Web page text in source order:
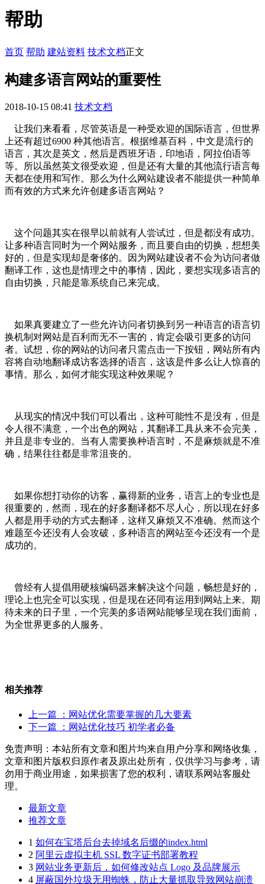
帮助
首页 帮助 建站资料 技术文档正文
构建多语言网站的重要性
2018-10-15 08:41 技术文档
让我们来看看，尽管英语是一种受欢迎的国际语言，但世界
上还有超过6900 种其他语言。根据维基百科，中文是流行的
语言，其次是英文，然后是西班牙语，印地语，阿拉伯语等
等。所以虽然英文很受欢迎，但是还有大量的其他流行语言每
天都在使用和写作。那么为什么网站建设者不能提供一种简单
而有效的方式来允许创建多语言网站？
这个问题其实在很早以前就有人尝试过，但是都没有成功。
让多种语言同时为一个网站服务，而且要自由的切换，想想美
好的，但是实现却是奢侈的。因为网站建设者不会为访问者做
翻译工作，这也是情理之中的事情，因此，要想实现多语言的
自由切换，只能是靠系统自己来完成。
如果真要建立了一些允许访问者切换到另一种语言的语言切
换机制对网站是百利而无不一害的，肯定会吸引更多的访问
者。试想，你的网站的访问者只需点击一下按钮，网站所有内
容将自动地翻译成访客选择的语言，这该是件多么让人惊喜的
事情。那么，如何才能实现这种效果呢？
从现实的情况中我们可以看出，这种可能性不是没有，但是
令人很不满意，一个出色的网站，其翻译工具从来不会完美，
并且是非专业的。当有人需要换种语言时，不是麻烦就是不准
确，结果往往都是非常沮丧的。
如果你想打动你的访客，赢得新的业务，语言上的专业也是
很重要的，然而，现在的好多翻译都不尽人心，所以现在好多
人都是用手动的方式去翻译，这样又麻烦又不准确。然而这个
难题至今还没有人会攻破，多种语言的网站至今还没有一个是
成功的。
曾经有人提倡用硬核编码器来解决这个问题，畅想是好的，
理论上也完全可以实现，但是现在还同有运用到网站上来。期
待未来的日子里，一个完美的多语网站能够呈现在我们面前，
为全世界更多的人服务。
相关推荐
上一篇
：网站优化需要掌握的几大要素
下一篇
：网站优化技巧 初学者必备
免责声明：本站所有文章和图片均来自用户分享和网络收集，
文章和图片版权归原作者及原出处所有，仅供学习与参考，请
勿用于商业用途，如果损害了您的权利，请联系网站客服处
理。
最新文章
推荐文章
1 如何在宝塔后台去掉域名后缀的index.html
2 阿里云虚拟主机 SSL 数字证书部署教程
3 网站业务更新后，如何修改站点 Logo 及品牌展示
4 屏蔽国外垃圾无用蜘蛛，防止大量抓取导致网站崩溃